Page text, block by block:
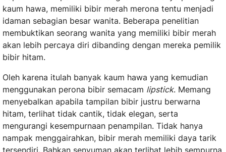
kaum hawa, memiliki bibir merah merona tentu menjadi
idaman sebagian besar wanita. Beberapa penelitian
membuktikan seorang wanita yang memiliki bibir merah
akan lebih percaya diri dibanding dengan mereka pemilik
bibir hitam.
Oleh karena itulah banyak kaum hawa yang kemudian
menggunakan perona bibir semacam lipstick. Memang
menyebalkan apabila tampilan bibir justru berwarna
hitam, terlihat tidak cantik, tidak elegan, serta
mengurangi kesempurnaan penampilan. Tidak hanya
nampak menggairahkan, bibir merah memiliki daya tarik
tersendiri. Bahkan senyuman akan terlihat lebih sempurna